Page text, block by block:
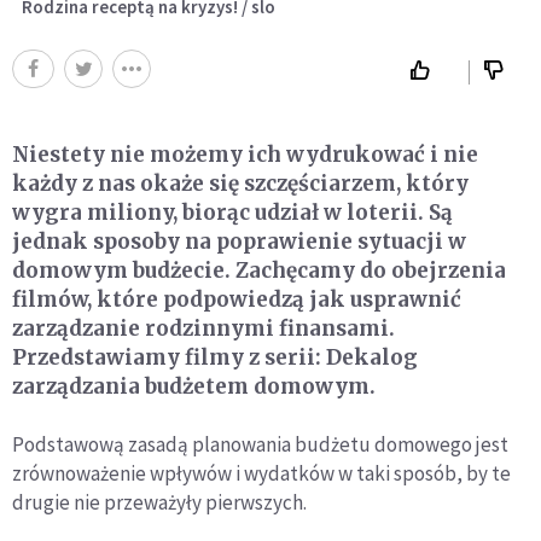
Rodzina receptą na kryzys! / slo
Niestety nie możemy ich wydrukować i nie
każdy z nas okaże się szczęściarzem, który
wygra miliony, biorąc udział w loterii. Są
jednak sposoby na poprawienie sytuacji w
domowym budżecie. Zachęcamy do obejrzenia
filmów, które podpowiedzą jak usprawnić
zarządzanie rodzinnymi finansami.
Przedstawiamy filmy z serii: Dekalog
zarządzania budżetem domowym.
Podstawową zasadą planowania budżetu domowego jest
zrównoważenie wpływów i wydatków w taki sposób, by te
drugie nie przeważyły pierwszych.